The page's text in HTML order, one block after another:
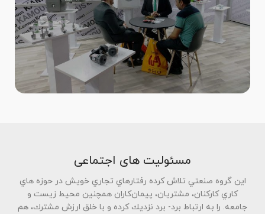
مسئولیت های اجتماعی
اين گروه صنعتي تلاش كرده رفتارهاي تجاري خويش در حوزه هاي
كاري كاركنان، مشتريان، پيمان‌كاران همچنين محيط زيست و
جامعه. را به ارتباط برد‌-‌‌ برد نزديك كرده و با خلق ارزش مشترك، هم